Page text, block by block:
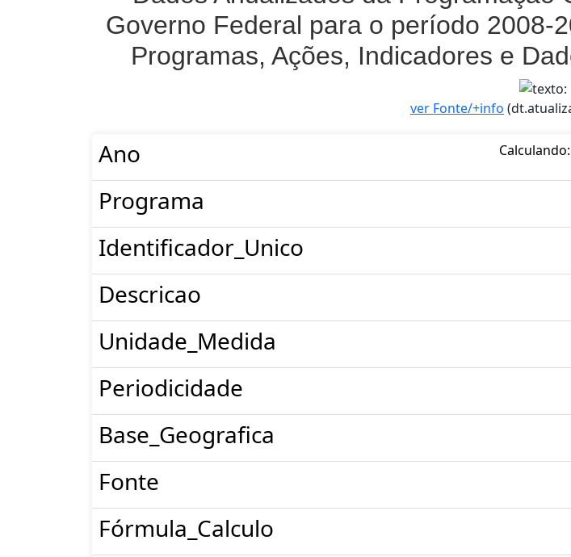
Governo Federal para o período 2008-
Programas, Ações, Indicadores e
ver Fonte/+info
Ano
Programa
Identificador_Unico
Descricao
Unidade_Medida
Periodicidade
Base_Geografica
Fonte
Fórmula_Calculo